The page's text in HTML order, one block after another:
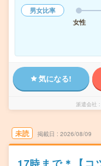
男女比率
女性
気になる!
派遣会社
未読 掲載日 2026/08/09
17時まで＊【